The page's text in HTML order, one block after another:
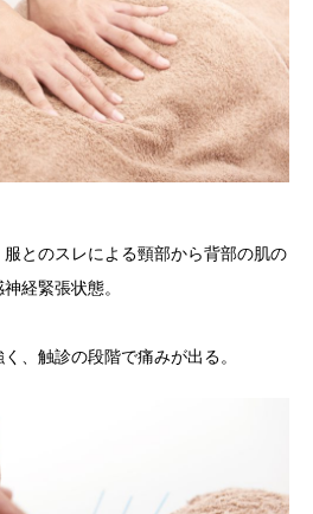
とのスレによる頸部から背部の肌の
経緊張状態。
、触診の段階で痛みが出る。